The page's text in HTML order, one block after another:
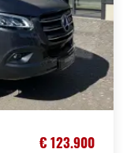
€ 123.900